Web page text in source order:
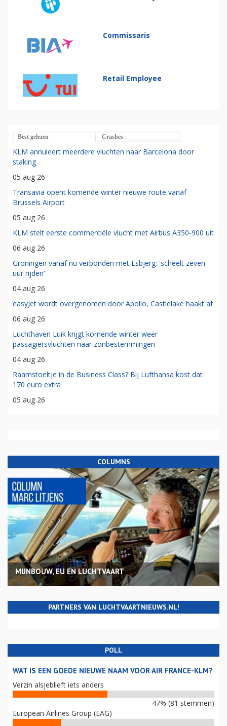
Commissaris
Retail Employee
Best gelezen Crashes
KLM annuleert meerdere vluchten naar Barcelona door
staking
05 aug 26
Transavia opent komende winter nieuwe route vanaf
Brussels Airport
05 aug 26
KLM stelt eerste commerciële vlucht met Airbus A350-900 uit
06 aug 26
Groningen vanaf nu verbonden met Esbjerg: 'scheelt zeven
uur rijden'
04 aug 26
easyJet wordt overgenomen door Apollo, Castlelake haakt af
06 aug 26
Luchthaven Luik krijgt komende winter weer
passagiersvluchten naar zonbestemmingen
04 aug 26
Raamstoeltje in de Business Class? Bij Lufthansa kost dat
170 euro extra
05 aug 26
COLUMNS
MIJNBOUW, EU EN LUCHTVAART
PARTNERS VAN LUCHTVAARTNIEUWS.NL!
POLL
WAT IS EEN GOEDE NIEUWE NAAM VOOR AIR FRANCE-KLM?
Verzin alsjeblieft iets anders
47% (81 stemmen)
European Airlines Group (EAG)